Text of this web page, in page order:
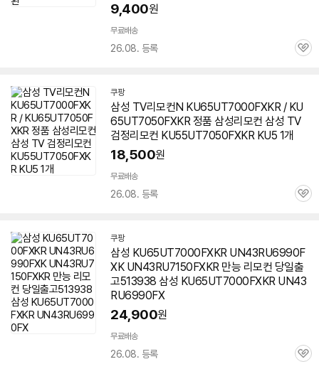
9,400원
무료배송
26.08. 등록
관
쿠팡
삼성 TV리모컨N KU65UT7000FXKR/ KU
65UT7050FXKR 정품 삼성리모컨 삼성 TV
검정리모컨 KU55UT7050FXKR KU5 1개
18,500원
무료배송
26.08. 등록
관
쿠팡
삼성 KU65UT7000FXKRUN43RU6990F
XK UN43RU7150FXKR 만능 리모컨 당일출
고513938 삼성 KU65UT7000FXKRUN43
RU6990FX
24,900원
무료배송
26.08. 등록
관